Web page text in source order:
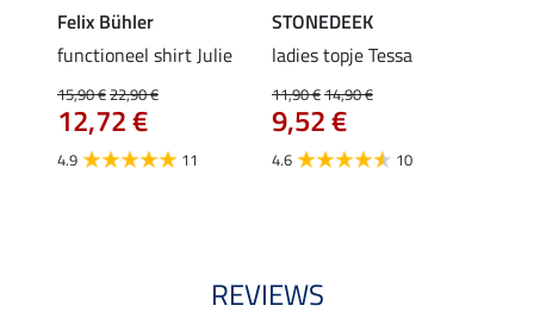
Felix Bühler
functioneel shirt Julie
15,90 €22,90 €
12,72 €
4.9 11
STONEDEEK
ladies topje Tessa
11,90 €14,90 €
9,52 €
4.6 10
REVIEWS